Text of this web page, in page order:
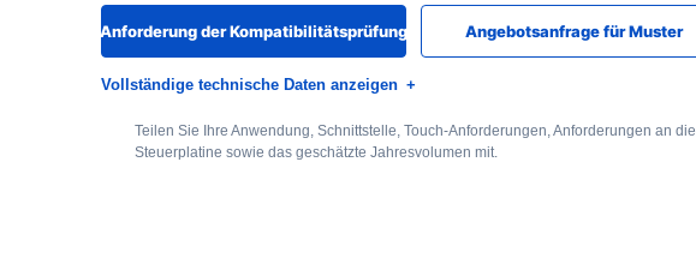
Anforderung der Kompatibilitätsprüfung Angebotsanfrage für Muster
Vollständige technische Daten anzeigen
Teilen Sie Ihre Anwendung, Schnittstelle, Touch-Anforderungen, Anforderungen an die
Steuerplatine sowie das geschätzte Jahresvolumen mit.